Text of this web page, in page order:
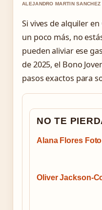
ALEJANDRO MARTIN
Si vives de alquiler
un poco más, no
pueden aliviar ese
de 2025, el Bono
pasos exactos para
NO TE
Alana Flores
Oliver Jackson-